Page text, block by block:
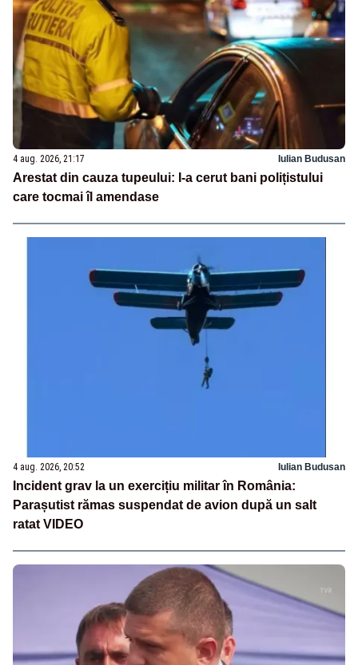
4 aug. 2026, 21:17 Iulian Budusan
Arestat din cauza tupeului: I-a cerut bani polițistului
care tocmai îl amendase
4 aug. 2026, 20:52 Iulian Budusan
Incident grav la un exercițiu militar în România:
Parașutist rămas suspendat de avion după un salt
ratat VIDEO